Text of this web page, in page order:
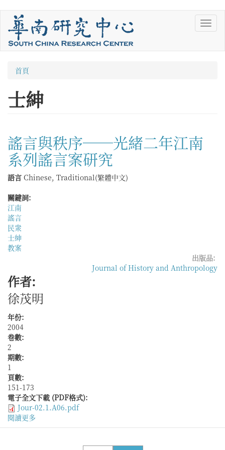
您
在
這
首頁
士紳
謠言與秩序──光緒二年江南
系列謠言案研究
語言 Chinese, Traditional(繁體中文)
關鍵詞:
江南
謠言
民衆
士紳
教案
出版品:
Journal of History and Anthropology
作者:
徐茂明
年份:
2004
卷數:
2
期數:
1
頁數:
151-173
電子全文下載 (PDF格式):
Jour-02.1.A06.pdf
閱讀更多
於